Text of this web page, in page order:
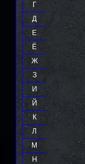
Г
Д
Е
Ё
Ж
З
И
Й
К
Л
М
Н